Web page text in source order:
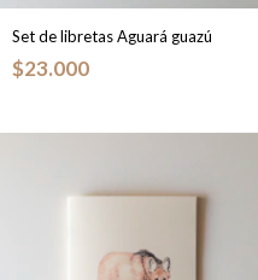
Set de libretas Aguará guazú
$23.000